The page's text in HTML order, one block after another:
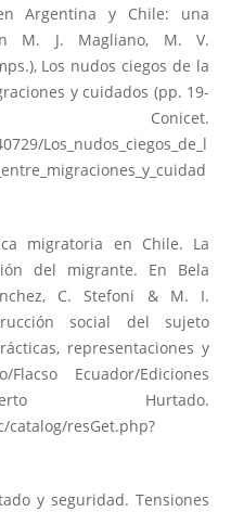
Argentina y Chile: una
M. J. Magliano, M. V.
Los nudos ciegos de la
y cuidados (pp. 19-
Los_nudos_ciegos_de_l
migratoria en Chile. La
del migrante. En Bela
C. Stefoni & M. I.
social del sujeto
representaciones y
Flacso Ecuador/Ediciones
Hurtado.
catalog/resGet.php?
y seguridad. Tensiones